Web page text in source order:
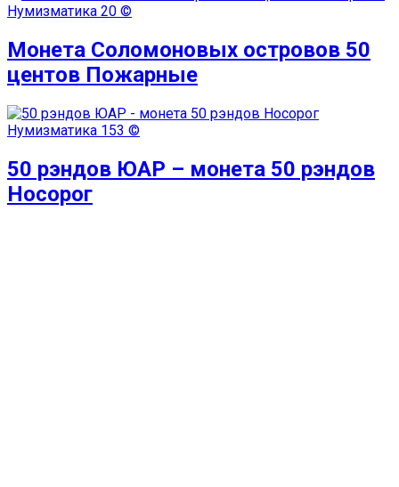
Нумизматика 20 ©
Монета Соломоновых островов 50
центов Пожарные
Нумизматика 153 ©
50 рэндов ЮАР – монета 50 рэндов
Носорог